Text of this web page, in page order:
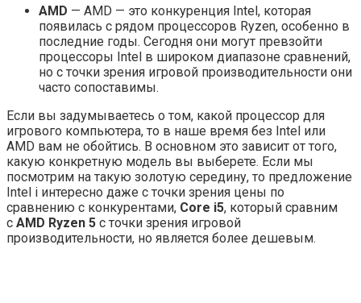
AMD — AMD — это конкуренция Intel, которая
появилась с рядом процессоров Ryzen, особенно в
последние годы. Сегодня они могут превзойти
процессоры Intel в широком диапазоне сравнений,
но с точки зрения игровой производительности они
часто сопоставимы.
Если вы задумываетесь о том, какой процессор для
игрового компьютера, то в наше время без Intel или
AMD вам не обойтись. В основном это зависит от того,
какую конкретную модель вы выберете. Если мы
посмотрим на такую ​​золотую середину, то предложение
Intel i интересно даже с точки зрения цены по
сравнению с конкурентами, Core i5, который сравним
с AMD Ryzen 5 с точки зрения игровой
производительности, но является более дешевым.